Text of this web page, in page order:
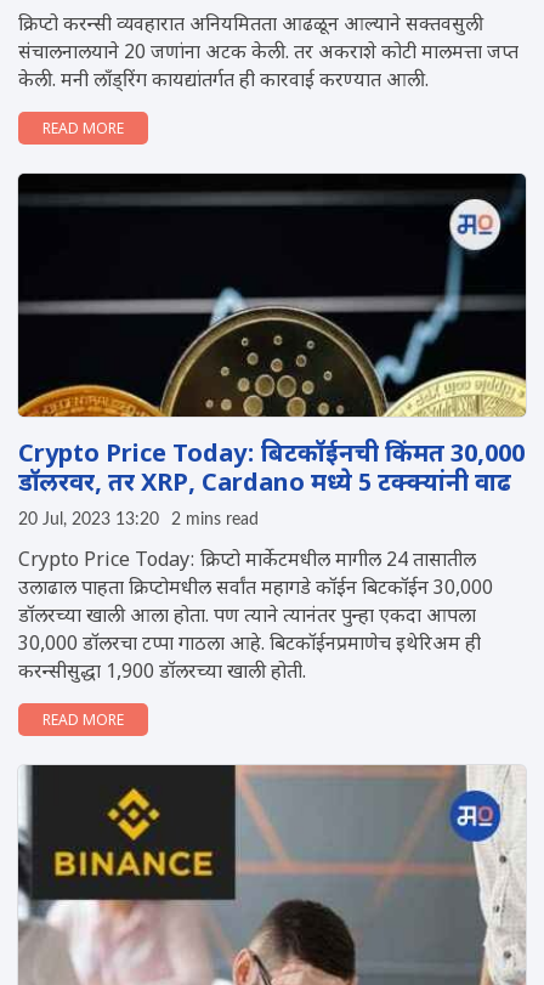
क्रिप्टो करन्सी व्यवहारात अनियमितता आढळून आल्याने सक्तवसुली
संचालनालयाने 20 जणांना अटक केली. तर अकराशे कोटी मालमत्ता जप्त
केली. मनी लाँड्रिंग कायद्यांतर्गत ही कारवाई करण्यात आली.
READ MORE
Crypto Price Today: बिटकॉईनची किंमत 30,000
डॉलरवर, तर XRP, Cardano मध्ये 5 टक्क्यांनी वाढ
20 Jul, 2023 13:20 2 mins read
Crypto Price Today: क्रिप्टो मार्केटमधील मागील 24 तासातील
उलाढाल पाहता क्रिप्टोमधील सर्वांत महागडे कॉईन बिटकॉईन 30,000
डॉलरच्या खाली आला होता. पण त्याने त्यानंतर पुन्हा एकदा आपला
30,000 डॉलरचा टप्पा गाठला आहे. बिटकॉईनप्रमाणेच इथेरिअम ही
करन्सीसुद्धा 1,900 डॉलरच्या खाली होती.
READ MORE